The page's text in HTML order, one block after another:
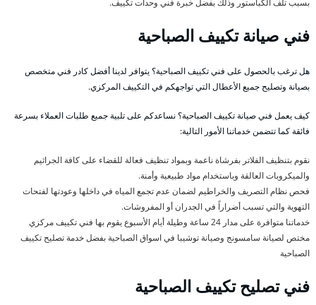
بسبب تلف الكباستور وذلك بفضل خبرة فني وحدات تكييف.
فني صيانة تكييف الصباحية
هل ترغب بالحصول على فني تكييف الصباحية؟ يتوافر لدينا أفضل كادر فني متخصص
بصيانة وتصليح جميع الأعطال التي تواجهكم في التكييف المركزي.
كيف يعمل فني صيانة تكييف الصباحية؟ نساعدكم على تلبية جميع طلبات العملاء بسرعة
فائقة كما تتضمن خدماتنا الأمور التالية:
نقوم بتنظيف الفلاتر بفرشاة ناعمة وبمواد تنظيف فعالة للقضاء على كافة الجراثيم
والميكروبات العالقة وباستخدام مواد طبيعية وأمنة.
فحص نظام التصريف والخراطيم لضمان عدم تجمع المياه في داخلها وعودتها لفتحات
التهوية والتي تسبب أضراراً في الجدران أو المفروشات.
خدماتنا متوافرة على مدار 24 ساعة وطيلة أيام الأسبوع يقوم بها فني تكييف مركزي
مختص لصيانة سامسونج وصيانة توشيبا في اسواق الصباحية بفضل خدمة تصليح تكييف
الصباحية
فني تصليح تكييف الصباحية